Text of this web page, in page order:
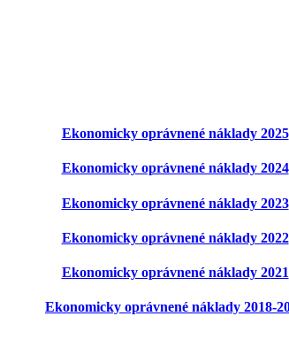
Ekonomicky oprávnené náklady 2025
Ekonomicky oprávnené náklady 2024
Ekonomicky oprávnené náklady 2023
Ekonomicky oprávnené náklady 2022
Ekonomicky oprávnené náklady 2021
Ekonomicky oprávnené náklady 2018-